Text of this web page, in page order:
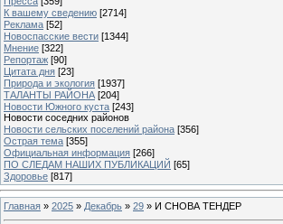
К вашему сведению [2714]
Реклама [52]
Новоспасские вести [1344]
Мнение [322]
Репортаж [90]
Цитата дня [23]
Природа и экология [1937]
ТАЛАНТЫ РАЙОНА [204]
Новости Южного куста [243]
Новости соседних районов
Новости сельских поселений района [356]
Острая тема [355]
Официальная информация [266]
ПО СЛЕДАМ НАШИХ ПУБЛИКАЦИЙ [65]
Здоровье [817]
Главная » 2025 » Декабрь » 29 » И СНОВА ТЕНДЕР